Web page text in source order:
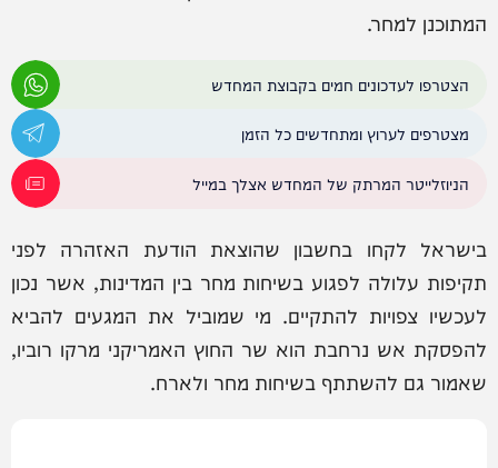
המתוכנן למחר.
הצטרפו לעדכונים חמים בקבוצת המחדש
מצטרפים לערוץ ומתחדשים כל הזמן
הניוזלייטר המרתק של המחדש אצלך במייל
בישראל לקחו בחשבון שהוצאת הודעת האזהרה לפני
תקיפות עלולה לפגוע בשיחות מחר בין המדינות, אשר נכון
לעכשיו צפויות להתקיים. מי שמוביל את המגעים להביא
להפסקת אש נרחבת הוא שר החוץ האמריקני מרקו רוביו,
שאמור גם להשתתף בשיחות מחר ולארח.